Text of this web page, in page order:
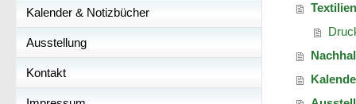
Kalender & Notizbücher
Ausstellung
Kontakt